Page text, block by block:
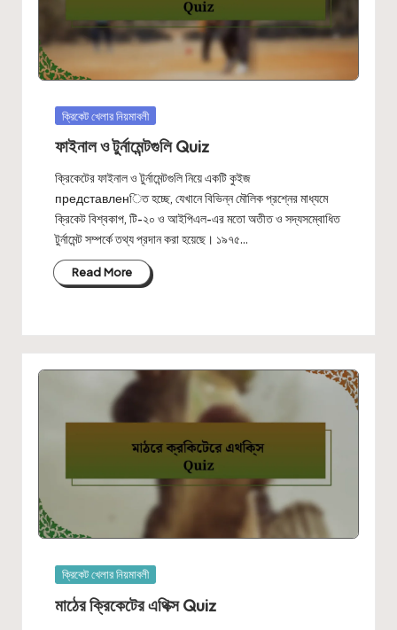
Posted
ক্রিকেট খেলার নিয়মাবলী
ফাইনাল ও টুর্নামেন্টগুলি Quiz
ক্রিকেটের ফাইনাল ও টুর্নামেন্টগুলি নিয়ে একটি কুইজ
представленিত হচ্ছে, যেখানে বিভিন্ন মৌলিক প্রশ্নের মাধ্যমে
ক্রিকেট বিশ্বকাপ, টি-২০ ও আইপিএল-এর মতো অতীত ও সদ্যসম্বোধিত
টুর্নামেন্ট সম্পর্কে তথ্য প্রদান করা হয়েছে। ১৯৭৫…
Read More
Posted
ক্রিকেট খেলার নিয়মাবলী
মাঠের ক্রিকেটের এথিক্স Quiz